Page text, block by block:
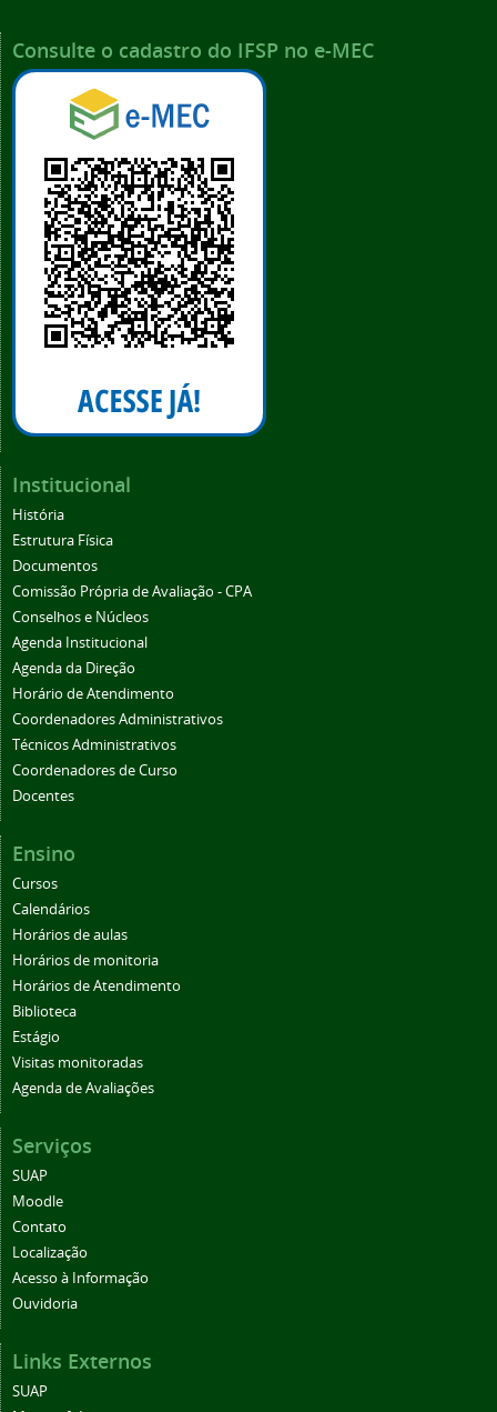
Consulte o cadastro do IFSP no e-MEC
Institucional
História
Estrutura Física
Documentos
Comissão Própria de Avaliação - CPA
Conselhos e Núcleos
Agenda Institucional
Agenda da Direção
Horário de Atendimento
Coordenadores Administrativos
Técnicos Administrativos
Coordenadores de Curso
Docentes
Ensino
Cursos
Calendários
Horários de aulas
Horários de monitoria
Horários de Atendimento
Biblioteca
Estágio
Visitas monitoradas
Agenda de Avaliações
Serviços
SUAP
Moodle
Contato
Localização
Acesso à Informação
Ouvidoria
Links Externos
SUAP